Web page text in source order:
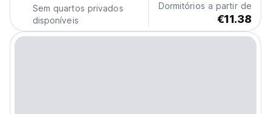
Sem quartos privados
disponíveis
Dormitórios a partir de
€11.38